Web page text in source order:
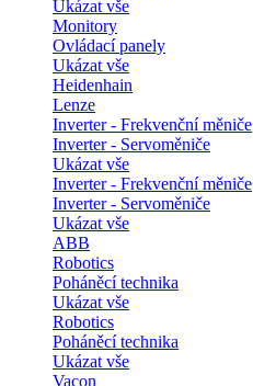
Ukázat vše
Monitory
Ovládací panely
Ukázat vše
Heidenhain
Lenze
Inverter - Frekvenční měniče
Inverter - Servoměniče
Ukázat vše
Inverter - Frekvenční měniče
Inverter - Servoměniče
Ukázat vše
ABB
Robotics
Poháněcí technika
Ukázat vše
Robotics
Poháněcí technika
Ukázat vše
Vacon